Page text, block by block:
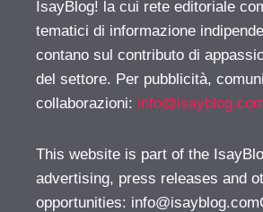
IsayBlog! la cui rete editoriale
tematici di informazione
contano sul contributo di
del settore. Per pubblicità,
collaborazioni:
This website is part of the
advertising, press releases and
opportunities: